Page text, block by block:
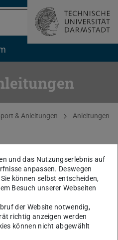
& Anleitungen
Anleitungen
und das Nutzungserlebnis auf
anpassen. Deswegen
können selbst entscheiden,
Besuch unserer Webseiten
der Website notwendig,
richtig anzeigen werden
können nicht abgewählt